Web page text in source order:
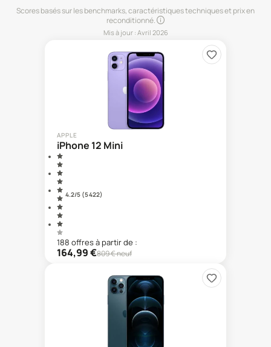
Scores basés sur les benchmarks, caractéristiques techniques et prix en
reconditionné.
Mis à jour : Avril 2026
APPLE
iPhone 12 Mini
4.2/5 (5 422)
188 offresà partir de :
164,99€809€ neuf